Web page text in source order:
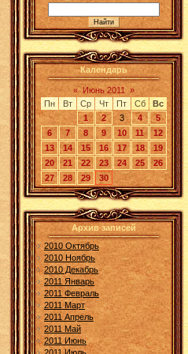
Календарь
« Июнь 2011 »
Пн
Вт Ср Чт Пт Сб
Вс
1
2 3 4
5
6
7 8 9 10 11
12
13
14 15 16 17 18
19
20
21 22 23 24 25
26
27
28 29 30
Архив записей
2010 Октябрь
2010 Ноябрь
2010 Декабрь
2011 Январь
2011 Февраль
2011 Март
2011 Апрель
2011 Май
2011 Июнь